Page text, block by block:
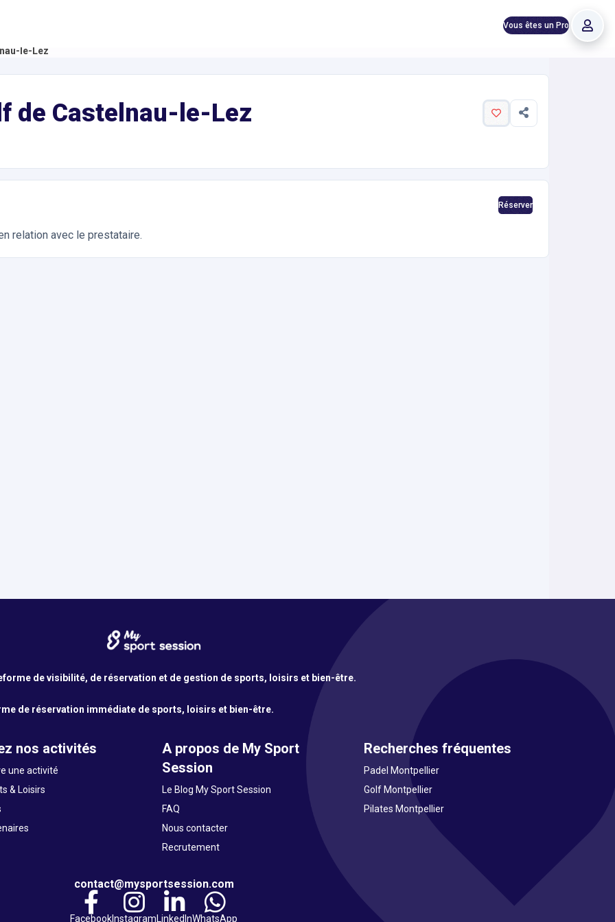
Vous êtes un Pro
le-Lez
de Castelnau-le-Lez
Réserver
relation avec le prestataire.
de visibilité, de réservation et de gestion de sports, loisirs et bien-être.
de réservation immédiate de sports, loisirs et bien-être.
nos activités
une activité
& Loisirs
A propos de My Sport
Session
Le Blog My Sport Session
FAQ
Nous contacter
Recrutement
Recherches fréquentes
Padel Montpellier
Golf Montpellier
Pilates Montpellier
contact@mysportsession.com
FacebookInstagramLinkedInWhatsApp